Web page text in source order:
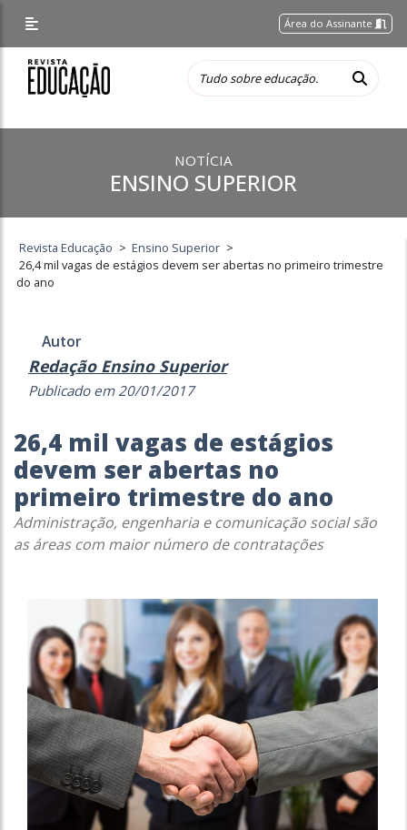
Área do Assinante
NOTÍCIA
ENSINO SUPERIOR
Revista Educação > Ensino Superior >
26,4 mil vagas de estágios devem ser abertas no primeiro trimestre
do ano
Autor
Redação Ensino Superior
Publicado em 20/01/2017
26,4 mil vagas de estágios
devem ser abertas no
primeiro trimestre do ano
Administração, engenharia e comunicação social são
as áreas com maior número de contratações